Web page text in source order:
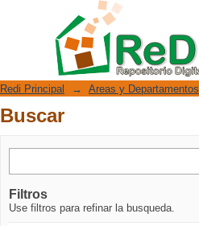
Repositorio Digital
Redi Principal → Areas y Departamentos
Buscar
Filtros
Use filtros para refinar la busqueda.